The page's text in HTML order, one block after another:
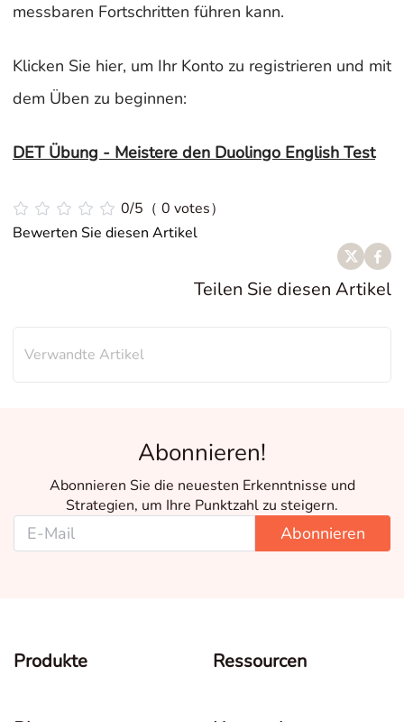
messbaren Fortschritten führen kann.
Klicken Sie hier, um Ihr Konto zu registrieren und mit
dem Üben zu beginnen:
DET Übung - Meistere den Duolingo English Test
0/5（ 0 votes）
Bewerten Sie diesen Artikel
Teilen Sie diesen Artikel
Verwandte Artikel
Abonnieren!
Abonnieren Sie die neuesten Erkenntnisse und
Strategien, um Ihre Punktzahl zu steigern.
Abonnieren
Produkte Ressourcen